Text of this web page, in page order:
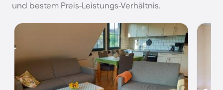
und bestem Preis-Leistungs-Verhältnis.